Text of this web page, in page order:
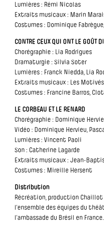
Lumières : Rémi Nicolas
Extraits musicaux : Marin
Costumes : Dominique
CONTRE CEUX QUI ONT LE GOÛT
Chorégraphie : Lia Rodrigues
Dramaturgie : Silvia Soter
Lumières : Franck Niedda, Lia
Extraits musicaux : Les Motivés
Costumes : Francine Barros,
LE CORBEAU ET LE RENARD
Chorégraphie : Dominique
Vidéo : Dominique Hervieu,
Lumières : Vincent Paoli
Son : Catherine Lagarde
Extraits musicaux : Jean-
Costumes : Mireille Hersent
Distribution
Récréation, production
l’ensemble des équipes du
l’ambassade du Brésil en France.